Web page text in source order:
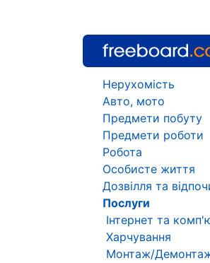
Нерухомість
Авто, мото
Предмети побуту
Предмети роботи
Робота
Особисте життя
Дозвілля та
Послуги
Інтернет та
Харчування
Монтаж/